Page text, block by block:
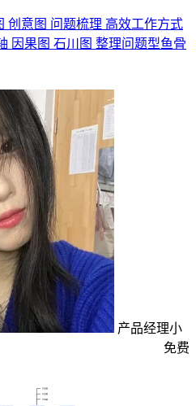
创意图 问题梳理 高效工作方式
因果图 石川图 整理问题型鱼骨
产品经理小
免费